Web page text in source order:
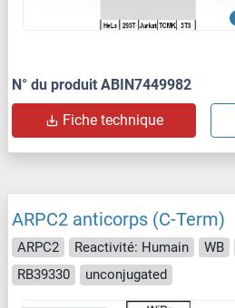
N° du produit ABIN7449982
Fiche technique
ARPC2 anticorps (C-Term)
ARPC2 Reactivité: Humain WB
RB39330
unconjugated